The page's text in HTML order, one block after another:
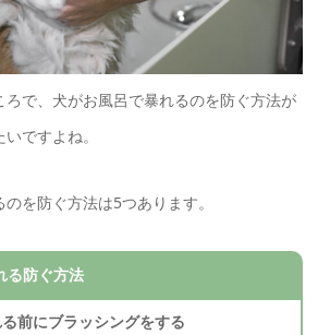
ろで、犬がお風呂で暴れるのを防ぐ方法が
ですよね。
を防ぐ方法は5つあります。
る防ぐ方法
前にブラッシングをする